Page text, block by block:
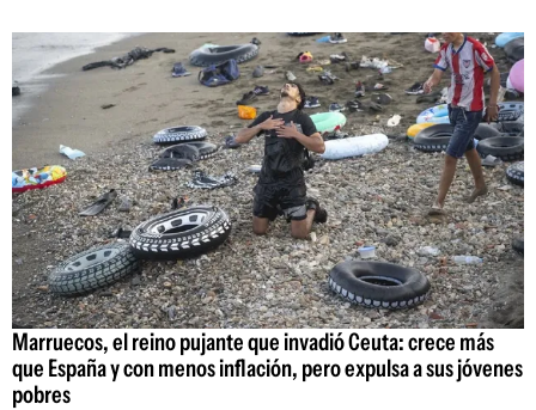
Marruecos, el reino pujante que invadió Ceuta: crece más
que España y con menos inflación, pero expulsa a sus jóvenes
pobres